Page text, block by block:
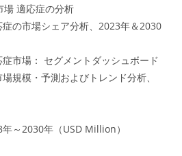
場 適応症の分析
の市場シェア分析、2023年＆2030
市場： セグメントダッシュボード
規模・予測およびトレンド分析、
～2030年（USD Million）